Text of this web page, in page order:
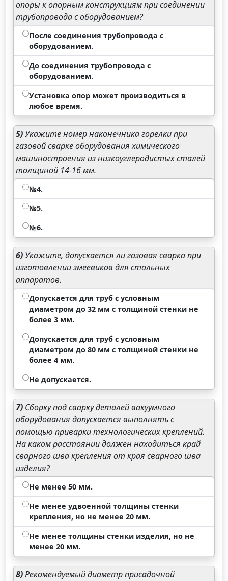
опоры к опорным конструкциям при соединении
трубопровода с оборудованием?
После соединения трубопровода с
оборудованием.
До соединения трубопровода с
оборудованием.
Установка опор может производиться в
любое время.
5)Укажите номер наконечника горелки при
газовой сварке оборудования химического
машиностроения из низкоуглеродистых сталей
толщиной 14-16 мм.
№4.
№5.
№6.
6)Укажите, допускается ли газовая сварка при
изготовлении змеевиков для стальных
аппаратов.
Допускается для труб с условным
диаметром до 32 мм с толщиной стенки не
более 3 мм.
Допускается для труб с условным
диаметром до 80 мм с толщиной стенки не
более 4 мм.
Не допускается.
7) Сборку под сварку деталей вакуумного
оборудования допускается выполнять с
помощью приварки технологических креплений.
На каком расстоянии должен находиться край
сварного шва крепления от края сварного шва
изделия?
Не менее 50 мм.
Не менее удвоенной толщины стенки
крепления, но не менее 20 мм.
Не менее толщины стенки изделия, но не
менее 20 мм.
8)Рекомендуемый диаметр присадочной